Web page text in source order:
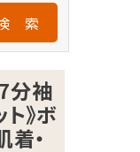
索
分袖
》ボ
・